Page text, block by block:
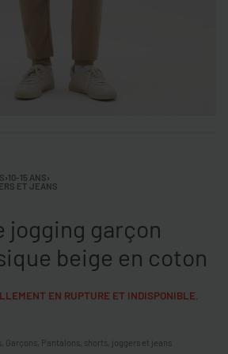
›10-15 ANS›
ET JEANS
jogging garçon
beige en coton
EN RUPTURE ET INDISPONIBLE.
Garçons Pantalons, shorts, joggers et jeans